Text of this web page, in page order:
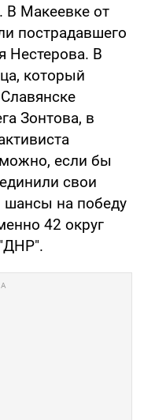
В Макеевке от
пострадавшего
Нестерова. В
который
Зонтова, в
если бы
свои
шансы на победу
42 округ